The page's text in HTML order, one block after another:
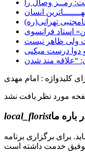
تهرانی(ره)
استاد فرانسوی
دوا درست میکنی
کلیدواژه : امام مهدی
local_floristباره ما
نماید. برای برگزاری برنامه